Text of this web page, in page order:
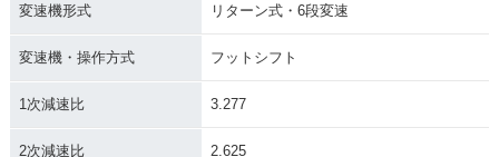
変速機形式 リターン式・6段変速
変速機・操作方式 フットシフト
1次減速比 3.277
2次減速比 2.625